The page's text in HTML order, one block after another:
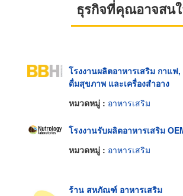
ธุรกิจที่คุณอาจสน
โรงงานผลิตอาหารเสริม กาแฟ,
ดื่มสุขภาพ และเครื่องสำอาง
หมวดหมู่ : อาหารเสริม
โรงงานรับผลิตอาหารเสริม
หมวดหมู่ : อาหารเสริม
ร้าน สหภัณฑ์ อาหารเสริม